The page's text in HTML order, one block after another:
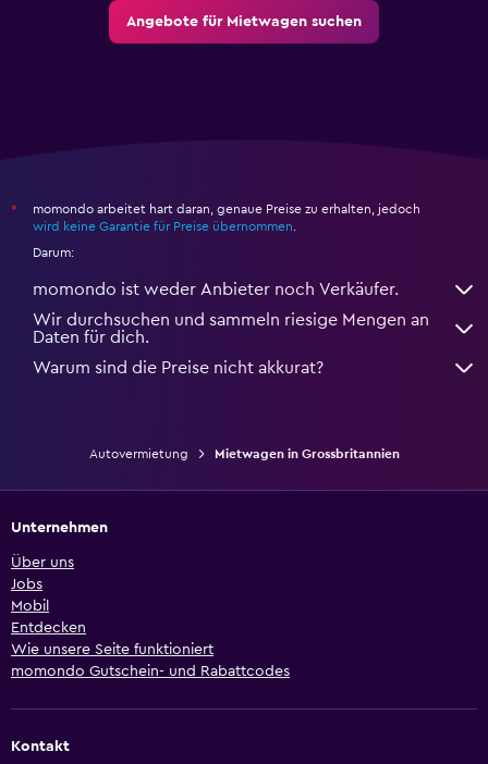
Angebote für Mietwagen suchen
*
momondo arbeitet hart daran, genaue Preise zu erhalten, jedoch
wird keine Garantie für Preise übernommen.
Darum:
momondo ist weder Anbieter noch Verkäufer.
Wir durchsuchen und sammeln riesige Mengen an
Daten für dich.
Warum sind die Preise nicht akkurat?
Autovermietung Mietwagen in Grossbritannien
Unternehmen
Über uns
Jobs
Mobil
Entdecken
Wie unsere Seite funktioniert
momondo Gutschein- und Rabattcodes
Kontakt